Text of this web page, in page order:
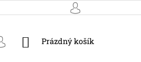
NÁKUPNÍ
Prázdný košík